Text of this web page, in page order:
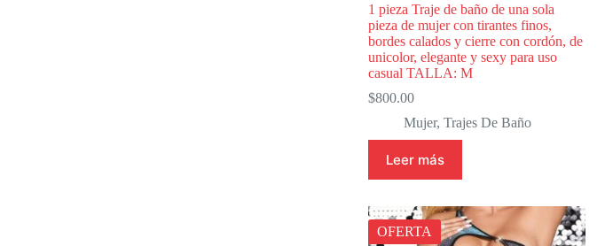
1 pieza Traje de baño de una sola
pieza de mujer con tirantes finos,
bordes calados y cierre con cordón, de
unicolor, elegante y sexy para uso
casual TALLA: M
$800.00
Mujer, Trajes De Baño
Leer más
OFERTA